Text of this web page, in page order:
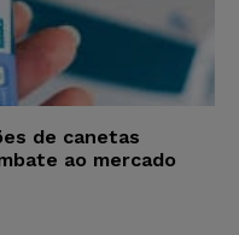
de canetas
ao mercado